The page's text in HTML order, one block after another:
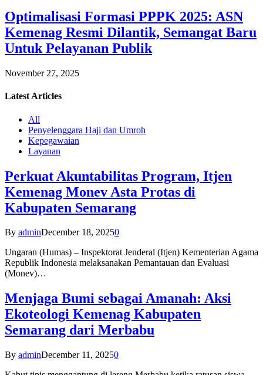
Optimalisasi Formasi PPPK 2025: ASN
Kemenag Resmi Dilantik, Semangat Baru
Untuk Pelayanan Publik
November 27, 2025
Latest Articles
All
Penyelenggara Haji dan Umroh
Kepegawaian
Layanan
Perkuat Akuntabilitas Program, Itjen
Kemenag Monev Asta Protas di
Kabupaten Semarang
By adminDecember 18, 20250
Ungaran (Humas) – Inspektorat Jenderal (Itjen) Kementerian Agama
Republik Indonesia melaksanakan Pemantauan dan Evaluasi
(Monev)…
Menjaga Bumi sebagai Amanah: Aksi
Ekoteologi Kemenag Kabupaten
Semarang dari Merbabu
By adminDecember 11, 20250